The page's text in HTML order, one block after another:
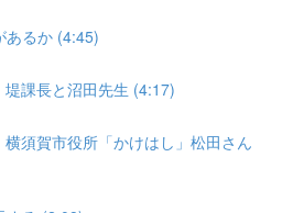
あるか (4:45)
課長と沼田先生 (4:17)
須賀市役所「かけはし」松田さん